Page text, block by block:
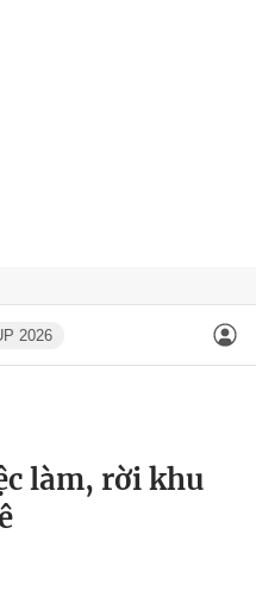
2026
làm, rời khu